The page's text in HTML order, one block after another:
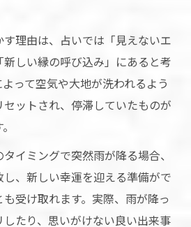
理由は、占いでは「見えないエ
しい縁の呼び込み」にあると考
って空気や大地が洗われるよう
ットされ、停滞していたものが
イミングで突然雨が降る場合、
し、新しい幸運を迎える準備がで
受け取れます。実際、雨が降っ
たり、思いがけない良い出来事